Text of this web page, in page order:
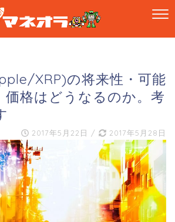
XRP)の将来性・可能
価格はどうなるのか。考
2017年5月22日 / 2017年5月28日